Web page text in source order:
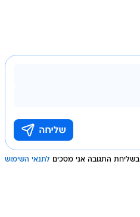
בשליחת התגובה אני מסכים לתנאי השימוש